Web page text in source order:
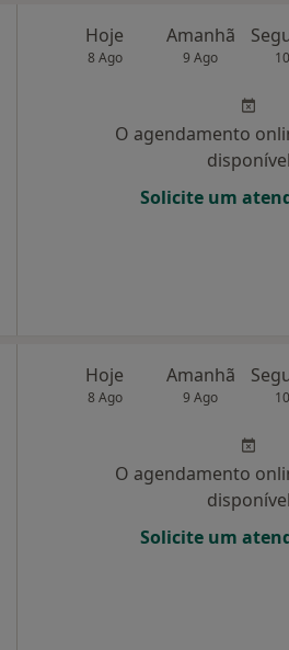
Hoje
8 Ago
Amanhã
9 Ago
O agendamento
disponível
Solicite um
Hoje
8 Ago
Amanhã
9 Ago
O agendamento
disponível
Solicite um